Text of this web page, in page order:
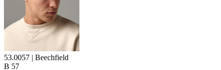
53.0057 | Beechfield
B 57